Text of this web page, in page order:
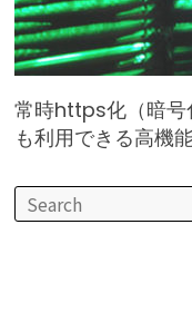
常時https化（暗号
も利用できる高機